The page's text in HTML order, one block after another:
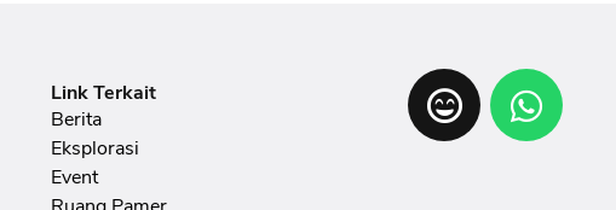
Link Terkait
Berita
Eksplorasi
Event